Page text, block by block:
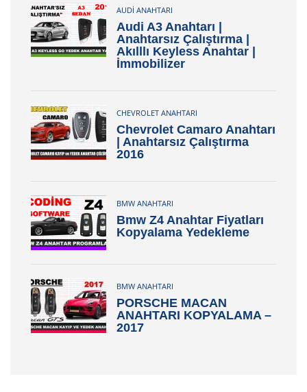
AUDI ANAHTARI
Audi A3 Anahtarı |
Anahtarsız Çalıştırma |
Akılllı Keyless Anahtar |
İmmobilizer
CHEVROLET ANAHTARI
Chevrolet Camaro Anahtarı
| Anahtarsız Çalıştırma
2016
BMW ANAHTARI
Bmw Z4 Anahtar Fiyatları
Kopyalama Yedekleme
BMW ANAHTARI
PORSCHE MACAN
ANAHTARI KOPYALAMA –
2017